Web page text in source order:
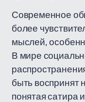
Современное
более
мыслей,
В мире
быть воспринят
понятая сатира